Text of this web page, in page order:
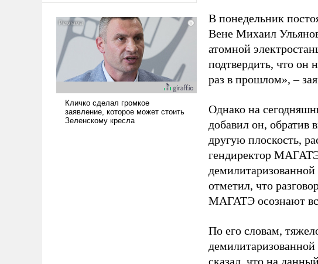
Сложившаяся ситуация
означает многолетний период
уязвимости США, например,
перед Китаем.
В понедельник
Вене Михаил
атомной
подтвердить, что он
раз в прошлом», –
Однако на
добавил он, обратив
другую плоскость,
гендиректор
отметил, что
МАГАТЭ осознают
По его словам,
сказал, что на